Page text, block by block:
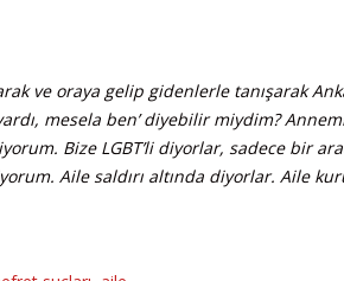
ve oraya gelip gidenlerle tanışarak
mesela ben’ diyebilir miydim?
Bize LGBT’li diyorlar, sadece bir
Aile saldırı altında diyorlar. Aile